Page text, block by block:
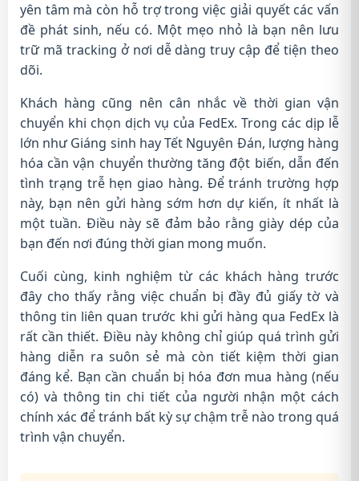
yên tâm mà còn hỗ trợ trong việc giải quyết các vấn
đề phát sinh, nếu có. Một mẹo nhỏ là bạn nên lưu
trữ mã tracking ở nơi dễ dàng truy cập để tiện theo
dõi.
Khách hàng cũng nên cân nhắc về thời gian vận
chuyển khi chọn dịch vụ của FedEx. Trong các dịp lễ
lớn như Giáng sinh hay Tết Nguyên Đán, lượng hàng
hóa cần vận chuyển thường tăng đột biến, dẫn đến
tình trạng trễ hẹn giao hàng. Để tránh trường hợp
này, bạn nên gửi hàng sớm hơn dự kiến, ít nhất là
một tuần. Điều này sẽ đảm bảo rằng giày dép của
bạn đến nơi đúng thời gian mong muốn.
Cuối cùng, kinh nghiệm từ các khách hàng trước
đây cho thấy rằng việc chuẩn bị đầy đủ giấy tờ và
thông tin liên quan trước khi gửi hàng qua FedEx là
rất cần thiết. Điều này không chỉ giúp quá trình gửi
hàng diễn ra suôn sẻ mà còn tiết kiệm thời gian
đáng kể. Bạn cần chuẩn bị hóa đơn mua hàng (nếu
có) và thông tin chi tiết của người nhận một cách
chính xác để tránh bất kỳ sự chậm trễ nào trong quá
trình vận chuyển.